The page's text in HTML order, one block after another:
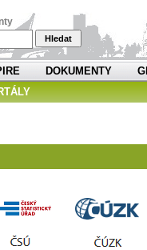
Hledat
DOKUMENTY